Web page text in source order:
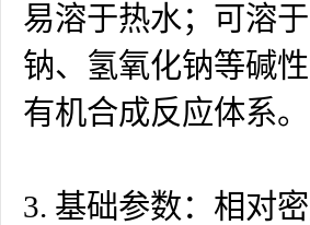
易溶于热水；可溶
钠、氢氧化钠等碱
有机合成反应体系。
3. 基础参数：相对